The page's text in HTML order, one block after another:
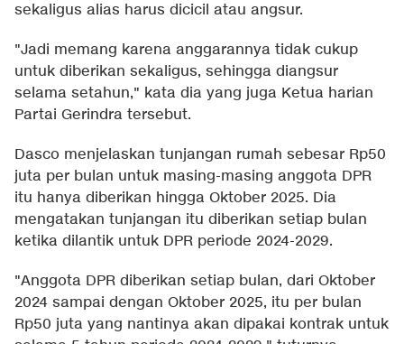
sekaligus alias harus dicicil atau angsur.
"Jadi memang karena anggarannya tidak cukup
untuk diberikan sekaligus, sehingga diangsur
selama setahun," kata dia yang juga Ketua harian
Partai Gerindra tersebut.
Dasco menjelaskan tunjangan rumah sebesar Rp50
juta per bulan untuk masing-masing anggota DPR
itu hanya diberikan hingga Oktober 2025. Dia
mengatakan tunjangan itu diberikan setiap bulan
ketika dilantik untuk DPR periode 2024-2029.
"Anggota DPR diberikan setiap bulan, dari Oktober
2024 sampai dengan Oktober 2025, itu per bulan
Rp50 juta yang nantinya akan dipakai kontrak untuk